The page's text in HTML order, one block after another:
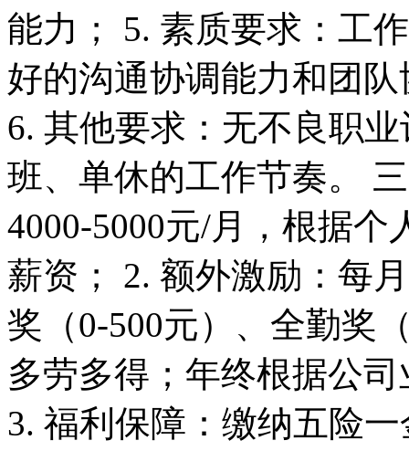
能力； 5. 素质要求：工
好的沟通协调能力和团
6. 其他要求：无不良职
班、单休的工作节奏。
4000-5000元/月，根据
薪资； 2. 额外激励：每
奖（0-500元）、全勤奖
多劳多得；年终根据公
3. 福利保障：缴纳五险